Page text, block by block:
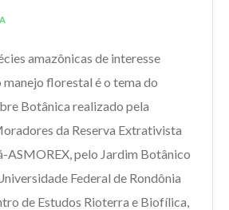
amazônicas de interesse
florestal é o tema do
Botânica realizado pela
da Reserva Extrativista
ASMOREX, pelo Jardim Botânico
Federal de Rondônia
de Estudos Rioterra e Biofílica,